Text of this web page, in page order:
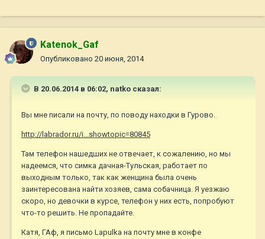
Katenok_Gaf
Опубликовано 20 июня, 2014
В 20.06.2014 в 06:02, natko сказал:
Вы мне писали на почту, по поводу находки в Гурово.
http://labrador.ru/i...showtopic=80845
Там телефон нашедших не отвечает, к сожалению, но мы
надеемся, что симка дачная-Тульская, работает по
выходным только, так как женщина была очень
заинтересована найти хозяев, сама собачница. Я уезжаю
скоро, но девочки в курсе, телефон у них есть, попробуют
что-то решить. Не пропадайте.
Катя, ГАф, я письмо Lapulka на почту мне в конфе